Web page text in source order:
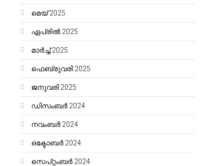
മെയ്‌ 2025
ഏപ്രിൽ 2025
മാർച്ച്‌ 2025
ഫെബ്രുവരി 2025
ജനുവരി 2025
ഡിസംബർ 2024
നവംബർ 2024
ഒക്ടോബർ 2024
സെപ്റ്റംബർ 2024